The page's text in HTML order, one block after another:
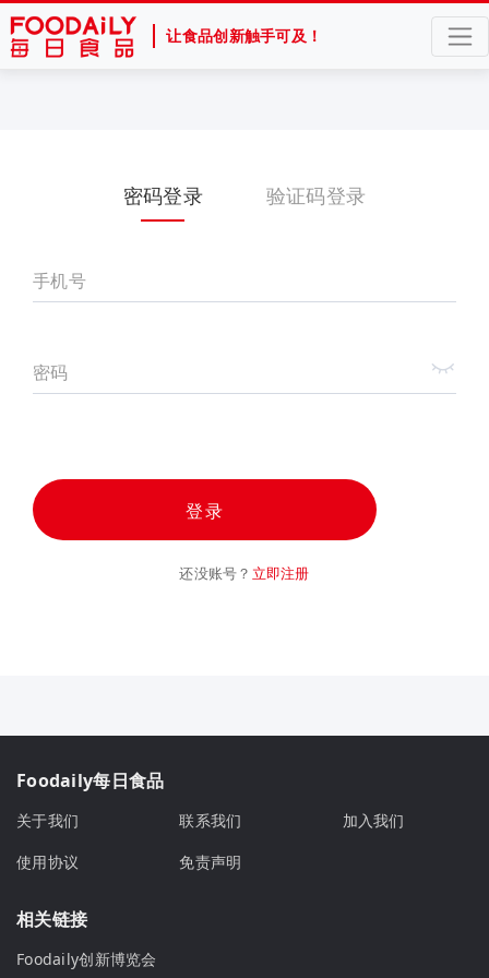
让食品创新触手可及！
密码登录 验证码登录
手机号
密码
登录
还没账号？ 立即注册
Foodaily每日食品
关于我们 联系我们
加入我们
使用协议
免责声明
相关链接
Foodaily创新博览会